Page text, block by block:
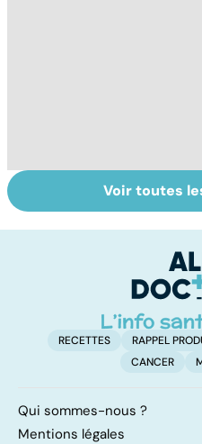
La tuberculose
pulmonaire
Voir toutes
RECETTES RAPPEL
CANCER
Qui sommes-nous ?
Mentions légales